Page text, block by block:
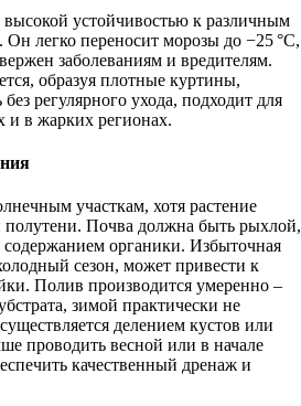
устойчивостью к различным
легко переносит морозы до −25 °C,
заболеваниям и вредителям.
образуя плотные куртины,
регулярного ухода, подходит для
и в жарких регионах.
участкам, хотя растение
полутени. Почва должна быть рыхлой,
органики. Избыточная
сезон, может привести к
Полив производится умеренно –
зимой практически не
делением кустов или
проводить весной или в начале
качественный дренаж и